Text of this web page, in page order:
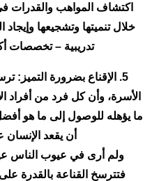
اكتشاف المواهب والقدرات
خلال تنميتها وتشجيعها
تدريبية – تخصصات
5. الإقناع بضرورة التميز:
الأسرة، وأن كل فرد من أفراد
ما يؤهله للوصول إلى ما هو
أن يقعد
ولم أرى في عيوب الناس
فتترسخ القناعة بالقدرة